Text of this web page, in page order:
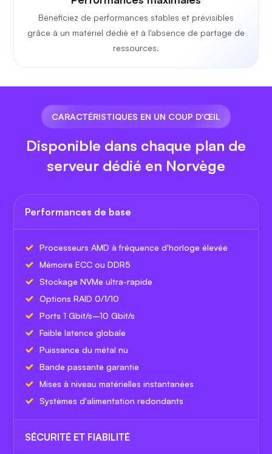
Bénéficiez de performances stables et prévisibles
grâce à un matériel dédié et à l'absence de partage de
ressources.
CARACTÉRISTIQUES EN UN COUP D'ŒIL
Disponible dans chaque plan de
serveur dédié en Norvège
Performances de base
Processeurs AMD à fréquence d'horloge élevée
Mémoire ECC ou DDR5
Stockage NVMe ultra-rapide
Options RAID 0/1/10
Ports 1 Gbit/s–10 Gbit/s
Faible latence globale
Puissance du métal nu
Bande passante garantie
Mises à niveau matérielles instantanées
Systèmes d'alimentation redondants
SÉCURITÉ ET FIABILITÉ